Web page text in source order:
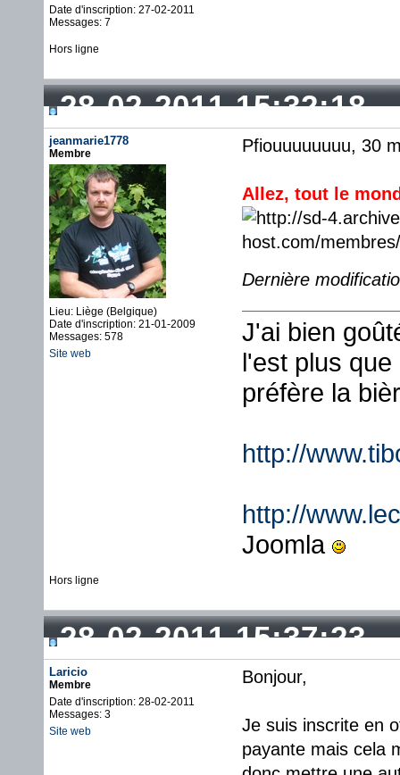
Date d'inscription: 27-02-2011
Messages: 7
Hors ligne
28-02-2011 15:32:18
jeanmarie1778
Membre
Lieu: Liège (Belgique)
Date d'inscription: 21-01-2009
Messages: 578
Site web
Pfiouuuuuuuu, 30
Allez, tout le
Dernière
J'ai bien
l'est plus
préfère la
http://
http://
Joomla
Hors ligne
28-02-2011 15:37:23
Laricio
Membre
Date d'inscription: 28-02-2011
Messages: 3
Site web
Bonjour,
Je suis inscrite en
payante mais cela